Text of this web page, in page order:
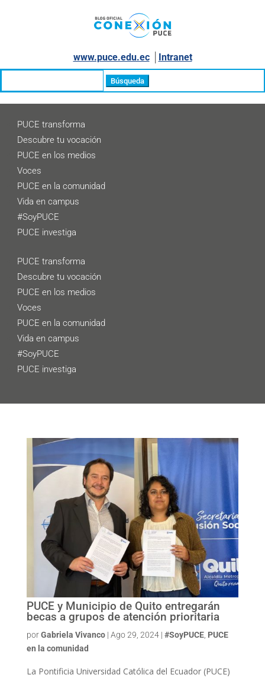
www.puce.edu.ec│ Intranet
PUCE transforma
Descubre tu vocación
PUCE en los medios
Voces
PUCE en la comunidad
Vida en campus
#SoyPUCE
PUCE investiga
PUCE transforma
Descubre tu vocación
PUCE en los medios
Voces
PUCE en la comunidad
Vida en campus
#SoyPUCE
PUCE investiga
PUCE y Municipio de Quito entregarán
becas a grupos de atención prioritaria
porGabriela Vivanco| Ago 29, 2024| #SoyPUCE, PUCE
en la comunidad
La Pontificia Universidad Católica del Ecuador (PUCE)